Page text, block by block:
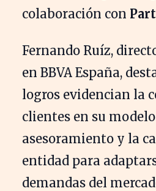
colaboración con
Fernando Ruíz,
en BBVA España,
logros evidencian la
clientes en su
asesoramiento y la
entidad para
demandas del